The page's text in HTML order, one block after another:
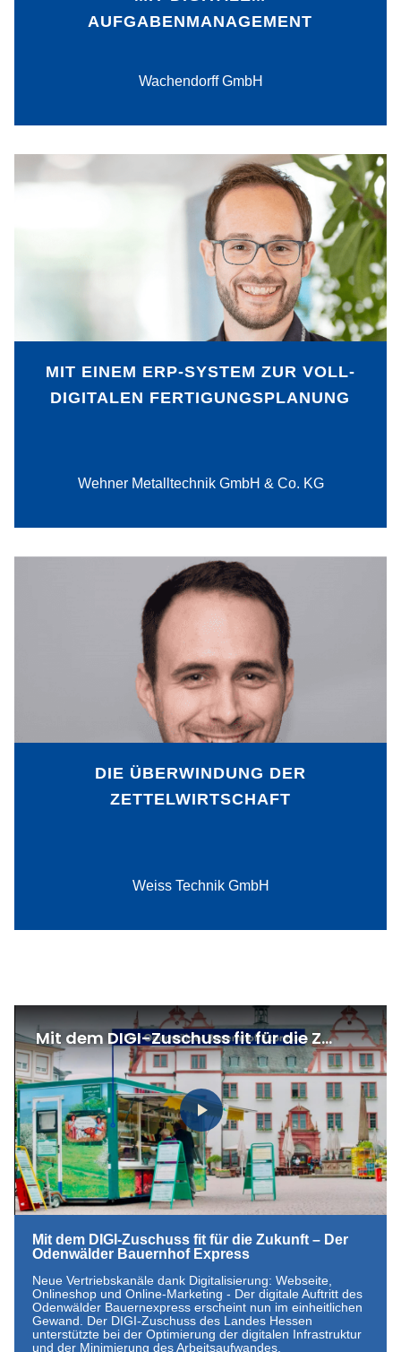
AUFGABENMANAGEMENT
Wachendorff GmbHPDF-Download
MIT EINEM ERP-SYSTEM ZUR VOLL-
DIGITALEN FERTIGUNGSPLANUNG
Wehner Metalltechnik GmbH & Co. KG
Stetiges Wachstum, komplexere
Arbeitsschritte bei der Verarbeitung von
Metall sowie zunehmend individuelle
Anfragen in kleinen Stückzahlen haben
bei der Wehner Metalltechnik GmbH &
Co. KG dazu geführt, dass eine
manuelle Fertigungsplanung nicht mehr
zukunftsfähig gewesen wäre. Die
Einführung eines ERP-Systems
effiziente Fertigungsplanung.
PDF-Download
DIE ÜBERWINDUNG DER
ZETTELWIRTSCHAFT
Weiss Technik GmbH
Mit einem digitalen Assistenzsystem hat
die Firma Weiss Technik ihren Einstieg
in die digitale Transformation gemeistert.
Dank Unterstützung von außen hat sie
eine Grundlage dafür geschaffen,
Informationsflüsse
abteilungsübergreifend besser
miteinander zu verzahnen und den Weg
in die papierlose Produktion zu ebnen.
PDF-Download
Mit dem DIGI-Zuschuss fit für die Zukunft – Der
Odenwälder Bauernhof Express
Neue Vertriebskanäle dank Digitalisierung: Webseite,
Onlineshop und Online-Marketing - Der digitale Auftritt des
Odenwälder Bauernexpress erscheint nun im einheitlichen
Gewand. Der DIGI-Zuschuss des Landes Hessen
unterstützte bei der Optimierung der digitalen Infrastruktur
und der Minimierung des Arbeitsaufwandes.